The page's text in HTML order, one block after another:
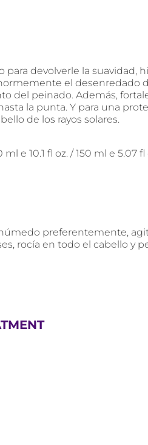
para devolverle la suavidad,
el desenredado
del peinado. Además,
la punta. Y para una
de los rayos solares.
e 10.1 fl oz. / 150 ml e 5.07 fl
preferentemente,
rocía en todo el cabello y